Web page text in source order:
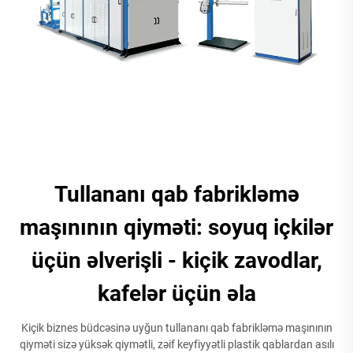
Tullananı qab fabrikləmə
maşınının qiyməti: soyuq içkilər
üçün əlverişli - kiçik zavodlar,
kafelər üçün əla
Kiçik biznes büdcəsinə uyğun tullananı qab fabrikləmə maşınının
qiyməti sizə yüksək qiymətli, zəif keyfiyyətli plastik qablardan asılı